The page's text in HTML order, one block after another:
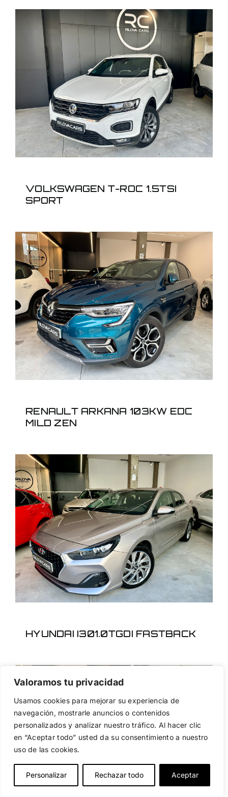
Valoramos tu privacidad
Usamos cookies para mejorar su experiencia de
navegación, mostrarle anuncios o contenidos
personalizados y analizar nuestro tráfico. Al hacer clic
en “Aceptar todo” usted da su consentimiento a nuestro
uso de las cookies.
Personalizar Rechazar todo Aceptar
VOLKSWAGEN T-ROC
1.5TSI SPORT
VOLKSWAGEN T-ROC 1.5TSI
SPORT
RENAULT ARKANA
103KW EDC MILD ZEN
RENAULT ARKANA 103KW EDC
MILD ZEN
HYUNDAI I301.0TGDI
FASTBACK
HYUNDAI I301.0TGDI FASTBACK
TOYOTA YARIS GR RZ